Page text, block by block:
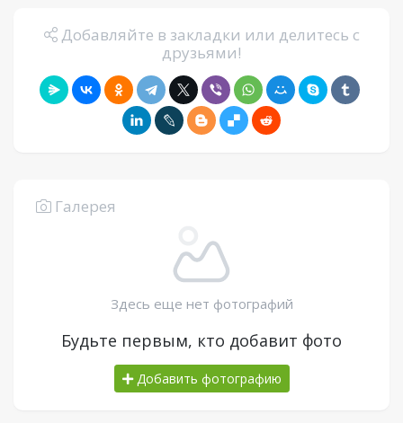
Добавляйте в закладки или делитесь с
друзьями!
Галерея
Здесь еще нет фотографий
Будьте первым, кто добавит фото
Добавить фотографию